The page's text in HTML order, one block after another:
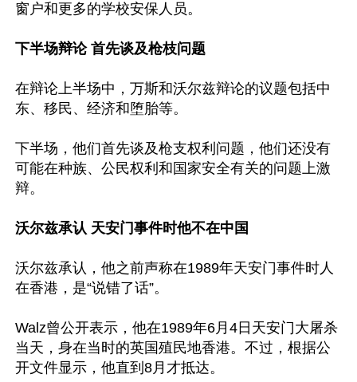
窗户和更多的学校安保人员。
下半场辩论 首先谈及枪枝问题
在辩论上半场中，万斯和沃尔兹辩论的议题包括中
东、移民、经济和堕胎等。
下半场，他们首先谈及枪支权利问题，他们还没有
可能在种族、公民权利和国家安全有关的问题上激
辩。
沃尔兹承认 天安门事件时他不在中国
沃尔兹承认，他之前声称在1989年天安门事件时人
在香港，是“说错了话”。
Walz曾公开表示，他在1989年6月4日天安门大屠杀
当天，身在当时的英国殖民地香港。不过，根据公
开文件显示，他直到8月才抵达。